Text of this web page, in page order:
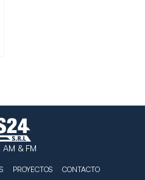
AM & FM
PROYECTOS CONTACTO